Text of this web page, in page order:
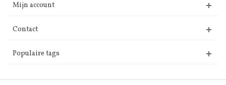
Mijn account
Contact
Populaire tags